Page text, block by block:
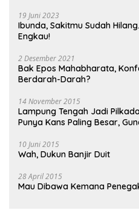
19 Juni 2023
Ibunda, Sakitmu Sudah
Engkau!
2 Desember 2021
Bak Epos Mahabharata,
Berdarah-Darah?
14 November 2015
Lampung Tengah Jadi
Punya Kans Paling Besar,
10 Juni 2015
Wah, Dukun Banjir Duit
28 April 2015
Mau Dibawa Kemana